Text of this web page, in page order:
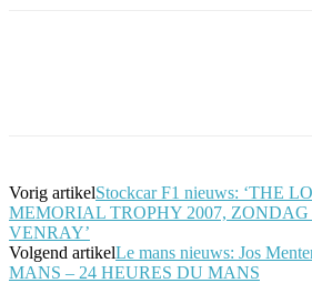
Vorig artikelStockcar F1 nieuws: ‘THE
MEMORIAL TROPHY 2007,
VENRAY’
Volgend artikelLe mans nieuws: Jos
MANS – 24 HEURES DU MANS